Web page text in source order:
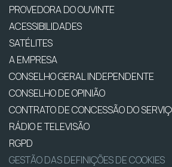
PROVEDORA DO OUVINTE
ACESSIBILIDADES
SATÉLITES
A EMPRESA
CONSELHO GERAL INDEPENDENTE
CONSELHO DE OPINIÃO
CONTRATO DE CONCESSÃO DO
RÁDIO E TELEVISÃO
RGPD
GESTÃO DAS DEFINIÇÕES DE COOKIES